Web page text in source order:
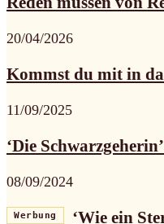
20/04/2026
Kommst du mit in
11/09/2025
‘Die
08/09/2024
Werbung
‘Wie ein